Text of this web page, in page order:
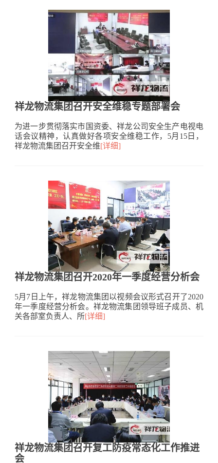
祥龙物流集团召开安全维稳专题部署会
为进一步贯彻落实市国资委、祥龙公司安全生产电视电
话会议精神，认真做好各项安全维稳工作，5月15日，
祥龙物流集团召开安全维[详细]
祥龙物流集团召开2020年一季度经营分析会
5月7日上午，祥龙物流集团以视频会议形式召开了2020
年一季度经营分析会。祥龙物流集团领导班子成员、机
关各部室负责人、所[详细]
祥龙物流集团召开复工防疫常态化工作推进
会